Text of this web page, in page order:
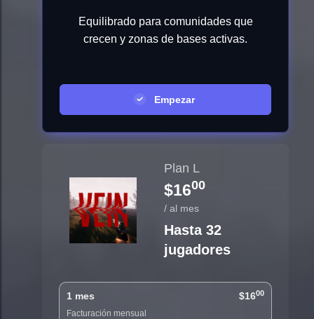
Equilibrado para comunidades que
crecen y zonas de bases activas.
Empezar
Plan L
$1600
/ al mes
Hasta 32
jugadores
1 mes $1600
Facturación mensual